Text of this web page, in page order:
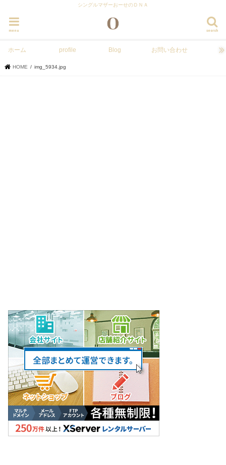
シングルマザーおーせのＤＮＡ
search
menu
ホーム profile Blog お問い合わせ
HOME img_5934.jpg